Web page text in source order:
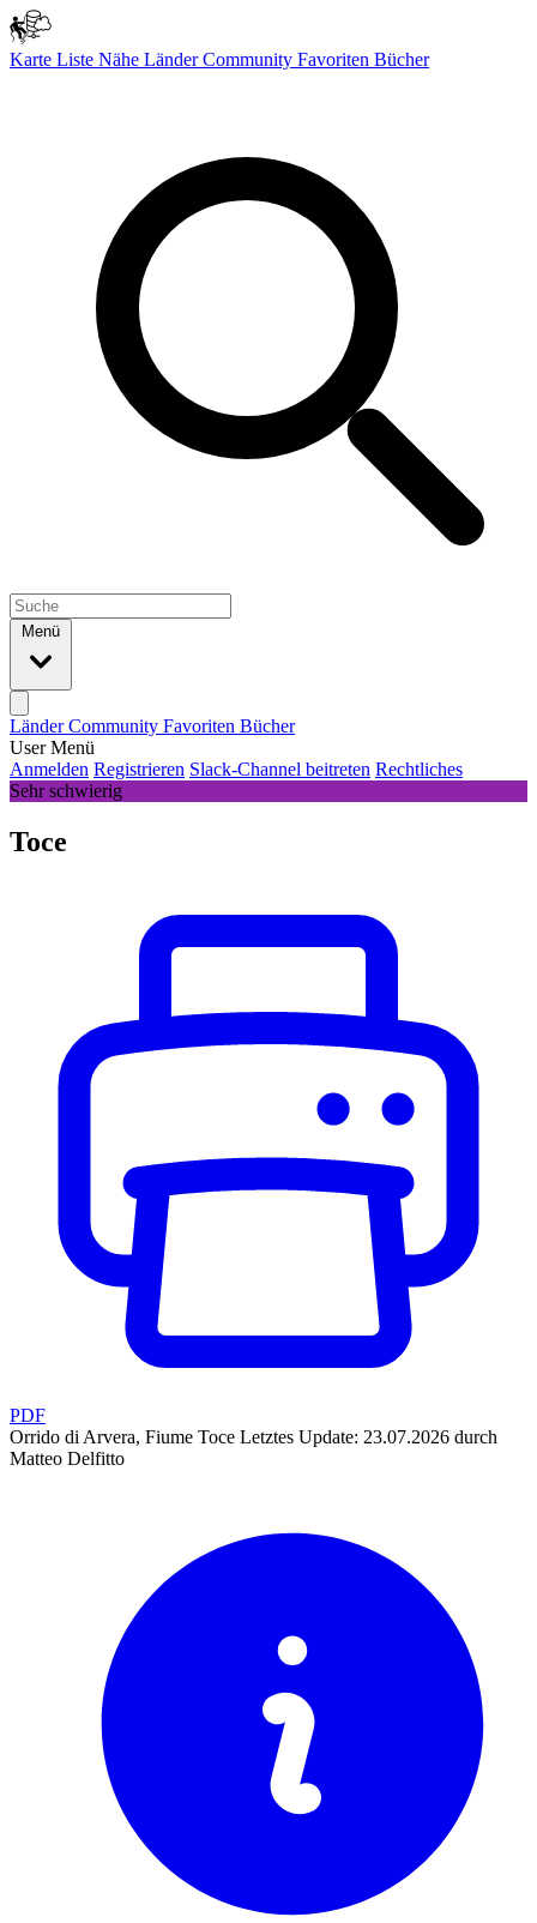
Karte Liste Nähe LänderCommunity Favoriten Bücher
Menü
LänderCommunity Favoriten Bücher
User Menü
Anmelden Registrieren Slack-Channel beitreten Rechtliches
Sehr schwierig
Toce
PDF
Orrido di Arvera, Fiume Toce Letztes Update: 23.07.2026 durch
Matteo Delfitto